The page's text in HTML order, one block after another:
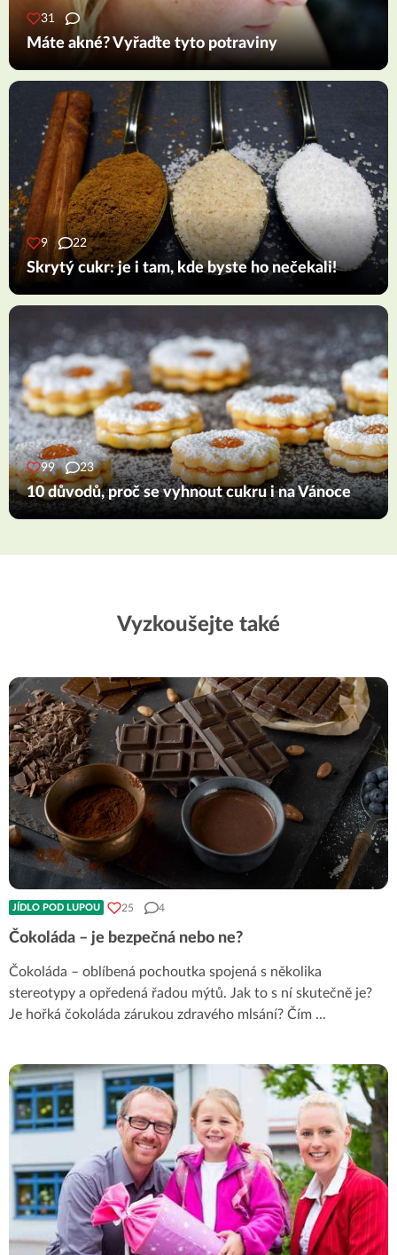
31
Máte akné? Vyřaďte tyto potraviny
9 22
Skrytý cukr: je i tam, kde byste ho nečekali!
99 23
10 důvodů, proč se vyhnout cukru i na Vánoce
Vyzkoušejte také
JÍDLO POD LUPOU 25 4
Čokoláda – je bezpečná nebo ne?
Čokoláda – oblíbená pochoutka spojená s několika
stereotypy a opředená řadou mýtů. Jak to s ní skutečně je?
Je hořká čokoláda zárukou zdravého mlsání? Čím ...